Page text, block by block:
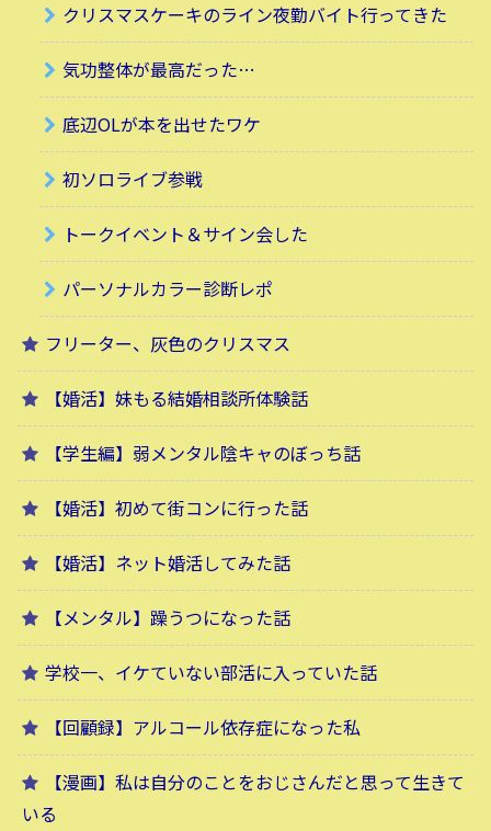
クリスマスケーキのライン夜勤バイト行ってきた
気功整体が最高だった…
底辺OLが本を出せたワケ
初ソロライブ参戦
トークイベント＆サイン会した
パーソナルカラー診断レポ
フリーター、灰色のクリスマス
【婚活】妹もる結婚相談所体験話
【学生編】弱メンタル陰キャのぼっち話
【婚活】初めて街コンに行った話
【婚活】ネット婚活してみた話
【メンタル】躁うつになった話
学校一、イケていない部活に入っていた話
【回顧録】アルコール依存症になった私
【漫画】私は自分のことをおじさんだと思って生きて
いる